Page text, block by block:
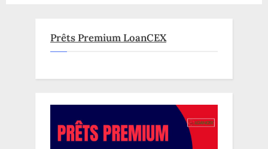
Prêts Premium LoanCEX